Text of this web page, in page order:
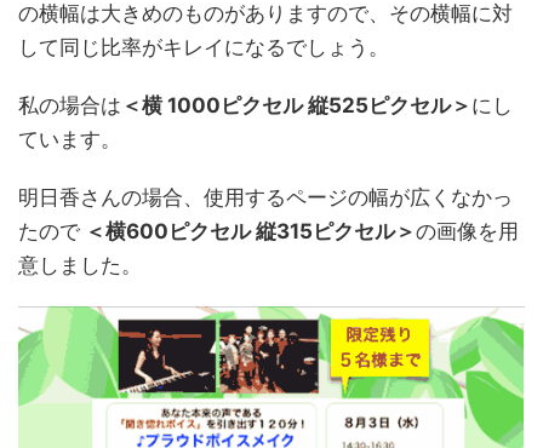
の横幅は大きめのものがありますので、その横幅に対
して同じ比率がキレイになるでしょう。
私の場合は ＜横 1000ピクセル 縦525ピクセル＞ にし
ています。
明日香さんの場合、使用するページの幅が広くなかっ
たので ＜横600ピクセル 縦315ピクセル＞の画像を用
意しました。